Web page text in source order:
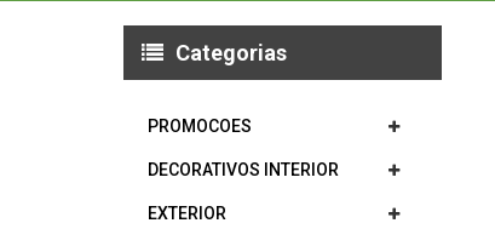
Categorias
PROMOCOES
DECORATIVOS INTERIOR
EXTERIOR